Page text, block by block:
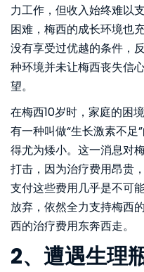
力工作，但收入始终难以
困难，梅西的成长环境也
没有享受过优越的条件，
种环境并未让梅西丧失信
望。
在梅西10岁时，家庭的困
有一种叫做“生长激素不
得尤为矮小。这一消息对
打击，因为治疗费用昂贵
支付这些费用几乎是不可
放弃，依然全力支持梅西
西的治疗费用东奔西走。
2、遭遇生理